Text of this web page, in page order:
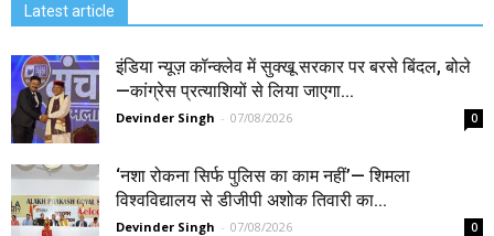
Latest article
इंडिया न्यूज़ कॉन्क्लेव में सुक्खू सरकार पर बरसे बिंदल, बोले
—कांग्रेस प्रत्याशियों से लिया जाएगा...
Devinder Singh - 07/08/2026 0
‘नशा रोकना सिर्फ पुलिस का काम नहीं’— शिमला
विश्वविद्यालय से डीजीपी अशोक तिवारी का...
Devinder Singh - 07/08/2026 0